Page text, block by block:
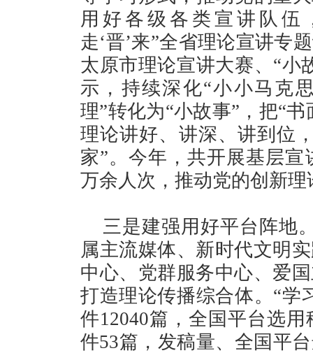
用好各级各类宣讲队伍
走‘晋’来”全省理论宣讲专
太原市理论宣讲大赛、“小
示，持续深化“小小马克
理”转化为“小故事”，把“
理论讲好、讲深、讲到位
家”。今年，共开展基层宣
万余人次，推动党的创新
三是建强用好平台阵地
属主流媒体、新时代文明
中心、党群服务中心、爱
打造理论传播综合体。“学
件12040篇，全国平台选
件53篇，发稿量、全国平